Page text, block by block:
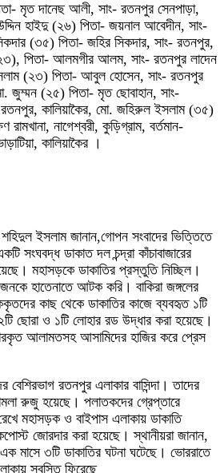
মৃত দানেছ আলী, সাং- রতনপুর সেনপাড়া,
হাইদু (২৬) পিতা- জয়নাল আবেদীন, সাং-
(৩৫) পিতা- জহির সিকদার, সাং- রতনপুর,
পিতা- আলমগীর আলম, সাং- রতনপুর লাদেন
(২৩) পিতা- আবুল হোসেন, সাং- রতনপুর
জুম্মন (২৫) পিতা- মৃত ছোবাহান, সাং-
রতনপুর, কালিয়াকৈর, মো. জহিরুল ইসলাম (৩৫)
নাগেশ্বরী, কুড়িগ্রাম, বর্তমান-
কালিয়াকৈর ।
ইসলাম জানান,গোপন সংবাদের ভিত্তিতে
সংঘবদ্ধ ডাকাত দল চন্দ্রা কাঁচাবাজারের
মহাসড়কে ডাকাতির প্রস্তুতি নিচ্ছিল।
হাতেনাতে আটক করি। বাকিরা জঙ্গলের
কাছ থেকে ডাকাতির কাজে ব্যবহৃত ১টি
ছোরা ও ১টি লোহার রড উদ্ধার করা হয়েছে।
আলামতসহ আসামিদের হাজির করে প্রেস
রতনপুর এলাকার বাসিন্দা। তাদের
রুজু হয়েছে। পলাতকদের গ্রেপ্তারে
মহাসড়ক ও বাইপাস এলাকায় ডাকাতি
জোরদার করা হয়েছে। স্থানীয়রা জানান,
মাসে ৩টি ডাকাতির ঘটনা ঘটেছে। ভোররাতে
স্বস্তি ফিরেছে